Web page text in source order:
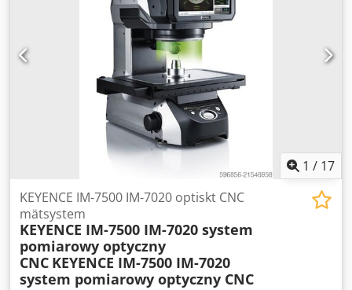
1 / 17
KEYENCE IM-7500 IM-7020 optiskt CNC
mätsystem
KEYENCE IM-7500 IM-7020 system
pomiarowy optyczny
CNC KEYENCE IM-7500 IM-7020
system pomiarowy optyczny CNC